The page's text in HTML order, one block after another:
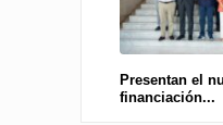
Presentan el
financiación...